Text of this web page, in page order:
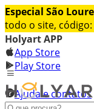
Especial São
todo o site, código:
Holyart APP
App Store
Play Store
Ajuda e contatos